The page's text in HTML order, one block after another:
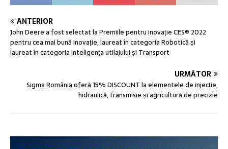
ANTERIOR
John Deere a fost selectat la Premiile pentru inovație CES® 2022
pentru cea mai bună inovație, laureat în categoria Robotică și
laureat în categoria Inteligența utilajului și Transport
URMĂTOR
Sigma România oferă 15% DISCOUNT la elementele de injecție,
hidraulică, transmisie și agricultură de precizie